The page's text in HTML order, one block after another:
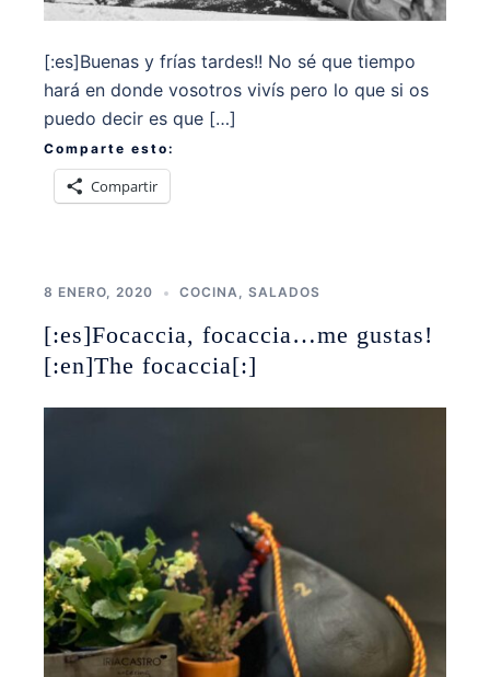
[:es]Buenas y frías tardes!! No sé que tiempo
hará en donde vosotros vivís pero lo que si os
puedo decir es que […]
Comparte esto:
Compartir
8 ENERO, 2020 COCINA, SALADOS
[:es]Focaccia, focaccia…me gustas!
[:en]The focaccia[:]